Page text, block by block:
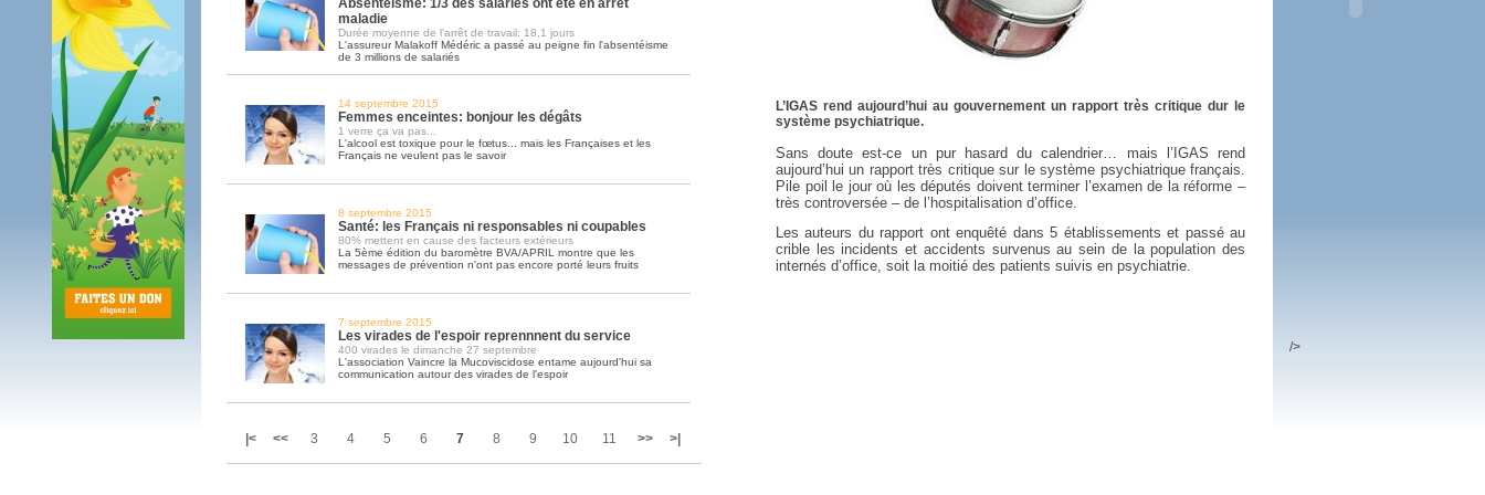
Soins palliatifs: 40 millions de plus en 2016
La journée mondiale des soins palliatifs n'a pas été inutile
Absentéisme: 1/3 des salariés ont été en arrêt
maladie
Durée moyenne de l'arrêt de travail: 18,1 jours
L'assureur Malakoff Médéric a passé au peigne fin l'absentéisme
de 3 millions de salariés
14 septembre 2015
Femmes enceintes: bonjour les dégâts
1 verre ça va pas...
L'alcool est toxique pour le fœtus... mais les Françaises et les
Français ne veulent pas le savoir
8 septembre 2015
Santé: les Français ni responsables ni coupables
80% mettent en cause des facteurs extérieurs
La 5ème édition du baromètre BVA/APRIL montre que les
messages de prévention n'ont pas encore porté leurs fruits
7 septembre 2015
Les virades de l'espoir reprennnent du service
400 virades le dimanche 27 septembre
L'association Vaincre la Mucoviscidose entame aujourd'hui sa
communication autour des virades de l'espoir
|< << 3 4 5 6 7 8 9 10 11 >> >|
L’IGAS rend aujourd’hui au gouvernement un rapport très critique dur le
système psychiatrique.
Sans doute est-ce un pur hasard du calendrier… mais l’IGAS rend
aujourd’hui un rapport très critique sur le système psychiatrique français.
Pile poil le jour où les députés doivent terminer l’examen de la réforme –
très controversée – de l’hospitalisation d’office.
Les auteurs du rapport ont enquêté dans 5 établissements et passé au
crible les incidents et accidents survenus au sein de la population des
internés d’office, soit la moitié des patients suivis en psychiatrie.
/>